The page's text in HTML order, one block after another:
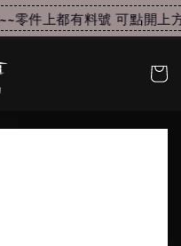
零件上都有料號 可點開上